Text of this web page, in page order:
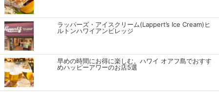
ラッパーズ・アイスクリーム(Lappert’s Ice Cream)ヒ
ルトンハワイアンビレッジ
早めの時間にお得に楽しむ。ハワイ オアフ島でおすす
めハッピーアワーのお店5選